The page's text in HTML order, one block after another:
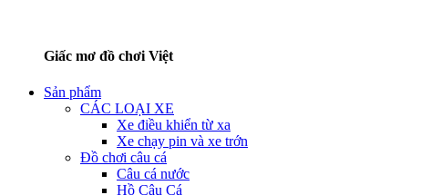
Giấc mơ đồ chơi Việt
Sản phẩm
CÁC LOẠI XE
Xe điều khiển từ xa
Xe chạy pin và xe trớn
Đồ chơi câu cá
Câu cá nước
Hồ Câu Cá